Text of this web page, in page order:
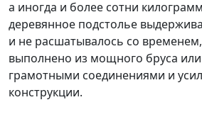
а иногда и более сотни
деревянное подстолье
и не расшатывалось со
выполнено из мощного бруса или
грамотными соединениями и
конструкции.